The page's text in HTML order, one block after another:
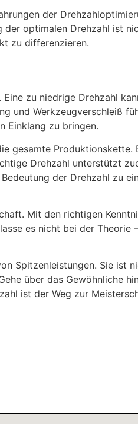
der
optimalen Drehzahl ist
zu differenzieren.
zu niedrige Drehzahl
und Werkzeugverschleiß
Einklang zu bringen.
gesamte Produktionskette.
Drehzahl unterstützt
der Drehzahl zu
Mit den richtigen
es nicht bei der Theorie
Spitzenleistungen. Sie ist
über das Gewöhnliche
ist der Weg zur